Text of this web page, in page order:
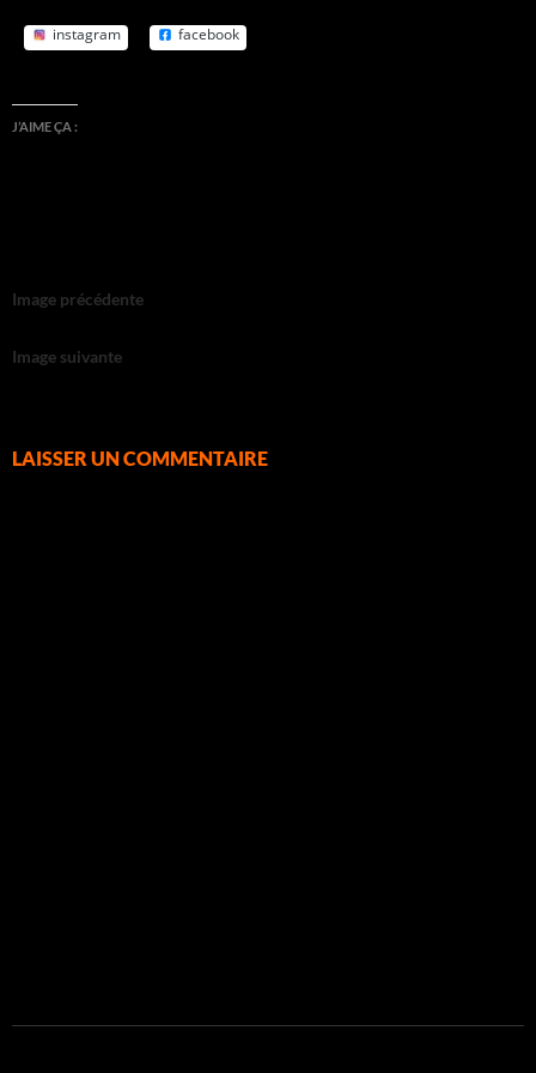
instagram facebook
J’AIME ÇA :
Image précédente
Image suivante
LAISSER UN COMMENTAIRE